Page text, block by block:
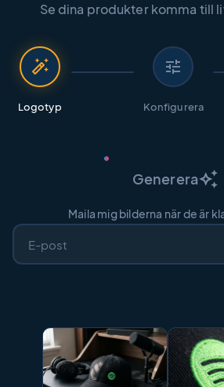
Se dina produkter komma till
auto_fix_high
Logotyp
tune
Konfigurera
Genereraauto_awesome
Maila mig bilderna när de är